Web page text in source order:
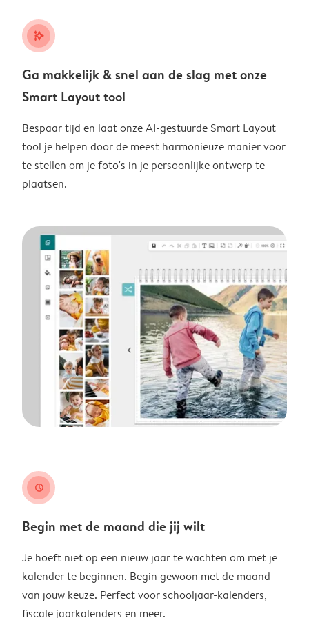
stars_plus
Ga makkelijk & snel aan de slag met onze
Smart Layout tool
Bespaar tijd en laat onze AI-gestuurde Smart Layout
tool je helpen door de meest harmonieuze manier voor
te stellen om je foto's in je persoonlijke ontwerp te
plaatsen.
clock
Begin met de maand die jij wilt
Je hoeft niet op een nieuw jaar te wachten om met je
kalender te beginnen. Begin gewoon met de maand
van jouw keuze. Perfect voor schooljaar-kalenders,
fiscale jaarkalenders en meer.